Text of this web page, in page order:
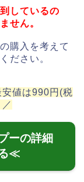
しているの
せん。
購入を考えて
ださい。
値は990円(税
ーの詳細
≪